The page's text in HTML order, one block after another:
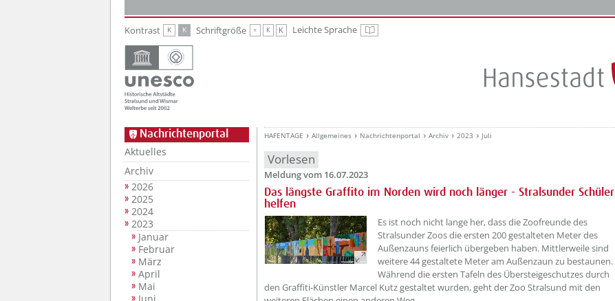
Kontrast K K Schriftgröße K K K Leichte Sprache Leichte Sprache
Nachrichtenportal
Aktuelles
Archiv
2026
2025
2024
2023
Januar
Februar
März
April
Mai
HAFENTAGE Allgemeines Nachrichtenportal Archiv 2023 Juli
Vorlesen
Meldung vom 16.07.2023
Das längste Graffito im Norden wird noch länger - Stralsunder Schüler
helfen
??? absaetzeOben[1]/titel ???
Es ist noch nicht lange her, dass die Zoofreunde des
Stralsunder Zoos die ersten 200 gestalteten Meter des
Außenzauns feierlich übergeben haben. Mittlerweile sind
weitere 44 gestaltete Meter am Außenzaun zu bestaunen.
Während die ersten Tafeln des Übersteigeschutzes durch
den Graffiti-Künstler Marcel Kutz gestaltet wurden, geht der Zoo Stralsund mit den